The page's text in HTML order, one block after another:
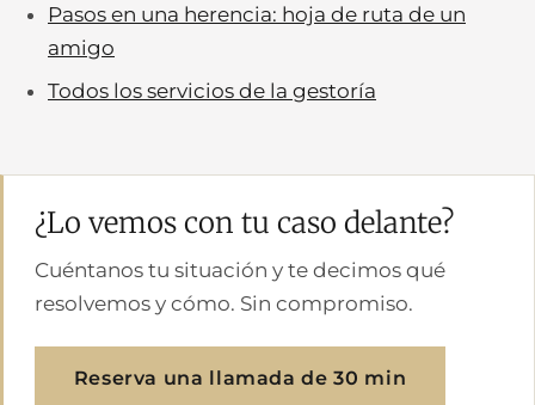
Pasos en una herencia: hoja de ruta de un
amigo
Todos los servicios de la gestoría
¿Lo vemos con tu caso delante?
Cuéntanos tu situación y te decimos qué
resolvemos y cómo. Sin compromiso.
Reserva una llamada de 30 min